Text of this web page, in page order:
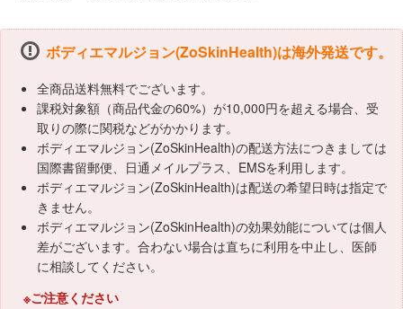
ボディエマルジョン(ZoSkinHealth)は海外発送です。
全商品送料無料でございます。
課税対象額（商品代金の60%）が10,000円を超える場合、受
取りの際に関税などがかかります。
ボディエマルジョン(ZoSkinHealth)の配送方法につきましては
国際書留郵便、日通メイルプラス、EMSを利用します。
ボディエマルジョン(ZoSkinHealth)は配送の希望日時は指定で
きません。
ボディエマルジョン(ZoSkinHealth)の効果効能については個人
差がございます。合わない場合は直ちに利用を中止し、医師
に相談してください。
※ご注意ください